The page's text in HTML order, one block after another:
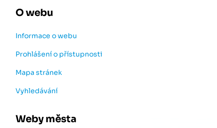
O webu
Informace o webu
Prohlášení o přístupnosti
Mapa stránek
Vyhledávání
Weby města